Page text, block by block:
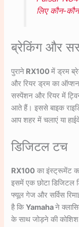
लिए कौन-
ब्रेकिंग और
पुराने RX100में ड्रम
और रियर ड्रम का
सस्पेंशन और रियर में
आते हैं। इससे बाइक
आप शहर में चलाएं या
डिजिटल टच
RX100 का इंस्ट्रूमेंट
इसमें एक छोटा डिजिटल
फ्यूल गेज और सर्विस
है किYamahaने
के साथ जोड़ने की